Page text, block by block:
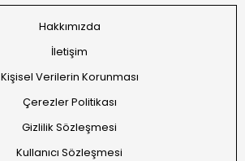
Hakkımızda
İletişim
Kişisel Verilerin Korunması
Çerezler Politikası
Gizlilik Sözleşmesi
Kullanıcı Sözleşmesi